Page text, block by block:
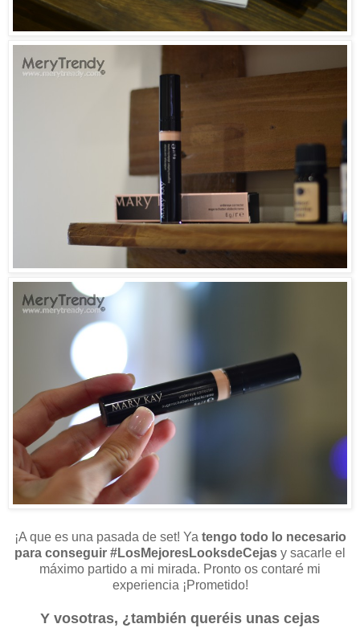
¡A que es una pasada de set! Ya tengo todo lo necesario
para conseguir #LosMejoresLooksdeCejas y sacarle el
máximo partido a mi mirada. Pronto os contaré mi
experiencia ¡Prometido!
Y vosotras, ¿también queréis unas cejas